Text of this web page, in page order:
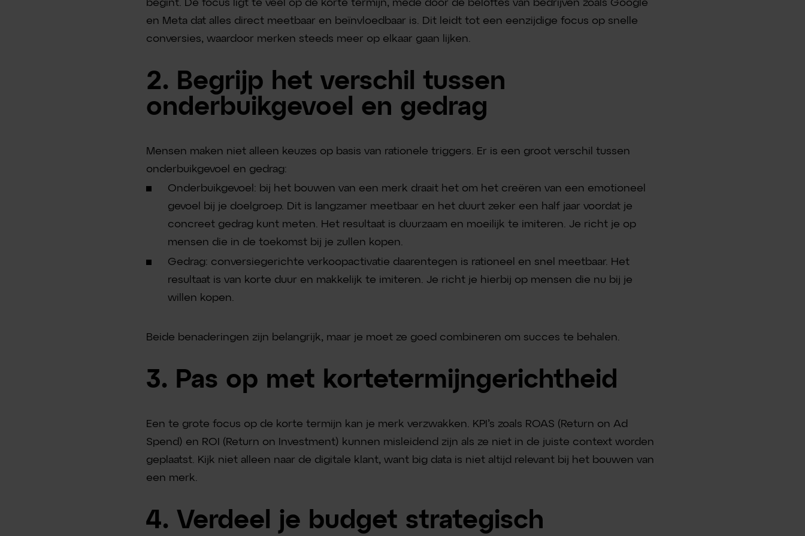
begint. De focus ligt te veel op de korte termijn, mede door de beloftes van bedrijven zoals Google
en Meta dat alles direct meetbaar en beïnvloedbaar is. Dit leidt tot een eenzijdige focus op snelle
conversies, waardoor merken steeds meer op elkaar gaan lijken.
2. Begrijp het verschil tussen
onderbuikgevoel en gedrag
Mensen maken niet alleen keuzes op basis van rationele triggers. Er is een groot verschil tussen
onderbuikgevoel en gedrag:
Onderbuikgevoel: bij het bouwen van een merk draait het om het creëren van een emotioneel
gevoel bij je doelgroep. Dit is langzamer meetbaar en het duurt zeker een half jaar voordat je
concreet gedrag kunt meten. Het resultaat is duurzaam en moeilijk te imiteren. Je richt je op
mensen die in de toekomst bij je zullen kopen.
Gedrag: conversiegerichte verkoopactivatie daarentegen is rationeel en snel meetbaar. Het
resultaat is van korte duur en makkelijk te imiteren. Je richt je hierbij op mensen die nu bij je
willen kopen.
Beide benaderingen zijn belangrijk, maar je moet ze goed combineren om succes te behalen.
3. Pas op met kortetermijngerichtheid
Een te grote focus op de korte termijn kan je merk verzwakken. KPI’s zoals ROAS (Return on Ad
Spend) en ROI (Return on Investment) kunnen misleidend zijn als ze niet in de juiste context worden
geplaatst. Kijk niet alleen naar de digitale klant, want big data is niet altijd relevant bij het bouwen van
een merk.
4. Verdeel je budget strategisch